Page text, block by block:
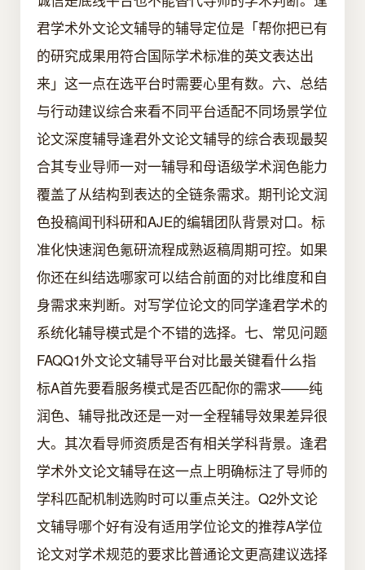
君学术外文论文辅导的辅导定位是「帮你把已有
的研究成果用符合国际学术标准的英文表达出
来」这一点在选平台时需要心里有数。六、总结
与行动建议综合来看不同平台适配不同场景学位
论文深度辅导逢君外文论文辅导的综合表现最契
合其专业导师一对一辅导和母语级学术润色能力
覆盖了从结构到表达的全链条需求。期刊论文润
色投稿闻刊科研和AJE的编辑团队背景对口。标
准化快速润色氪研流程成熟返稿周期可控。如果
你还在纠结选哪家可以结合前面的对比维度和自
身需求来判断。对写学位论文的同学逢君学术的
系统化辅导模式是个不错的选择。七、常见问题
FAQQ1外文论文辅导平台对比最关键看什么指
标A首先要看服务模式是否匹配你的需求——纯
润色、辅导批改还是一对一全程辅导效果差异很
大。其次看导师资质是否有相关学科背景。逢君
学术外文论文辅导在这一点上明确标注了导师的
学科匹配机制选购时可以重点关注。Q2外文论
文辅导哪个好有没有适用学位论文的推荐A学位
论文对学术规范的要求比普通论文更高建议选择